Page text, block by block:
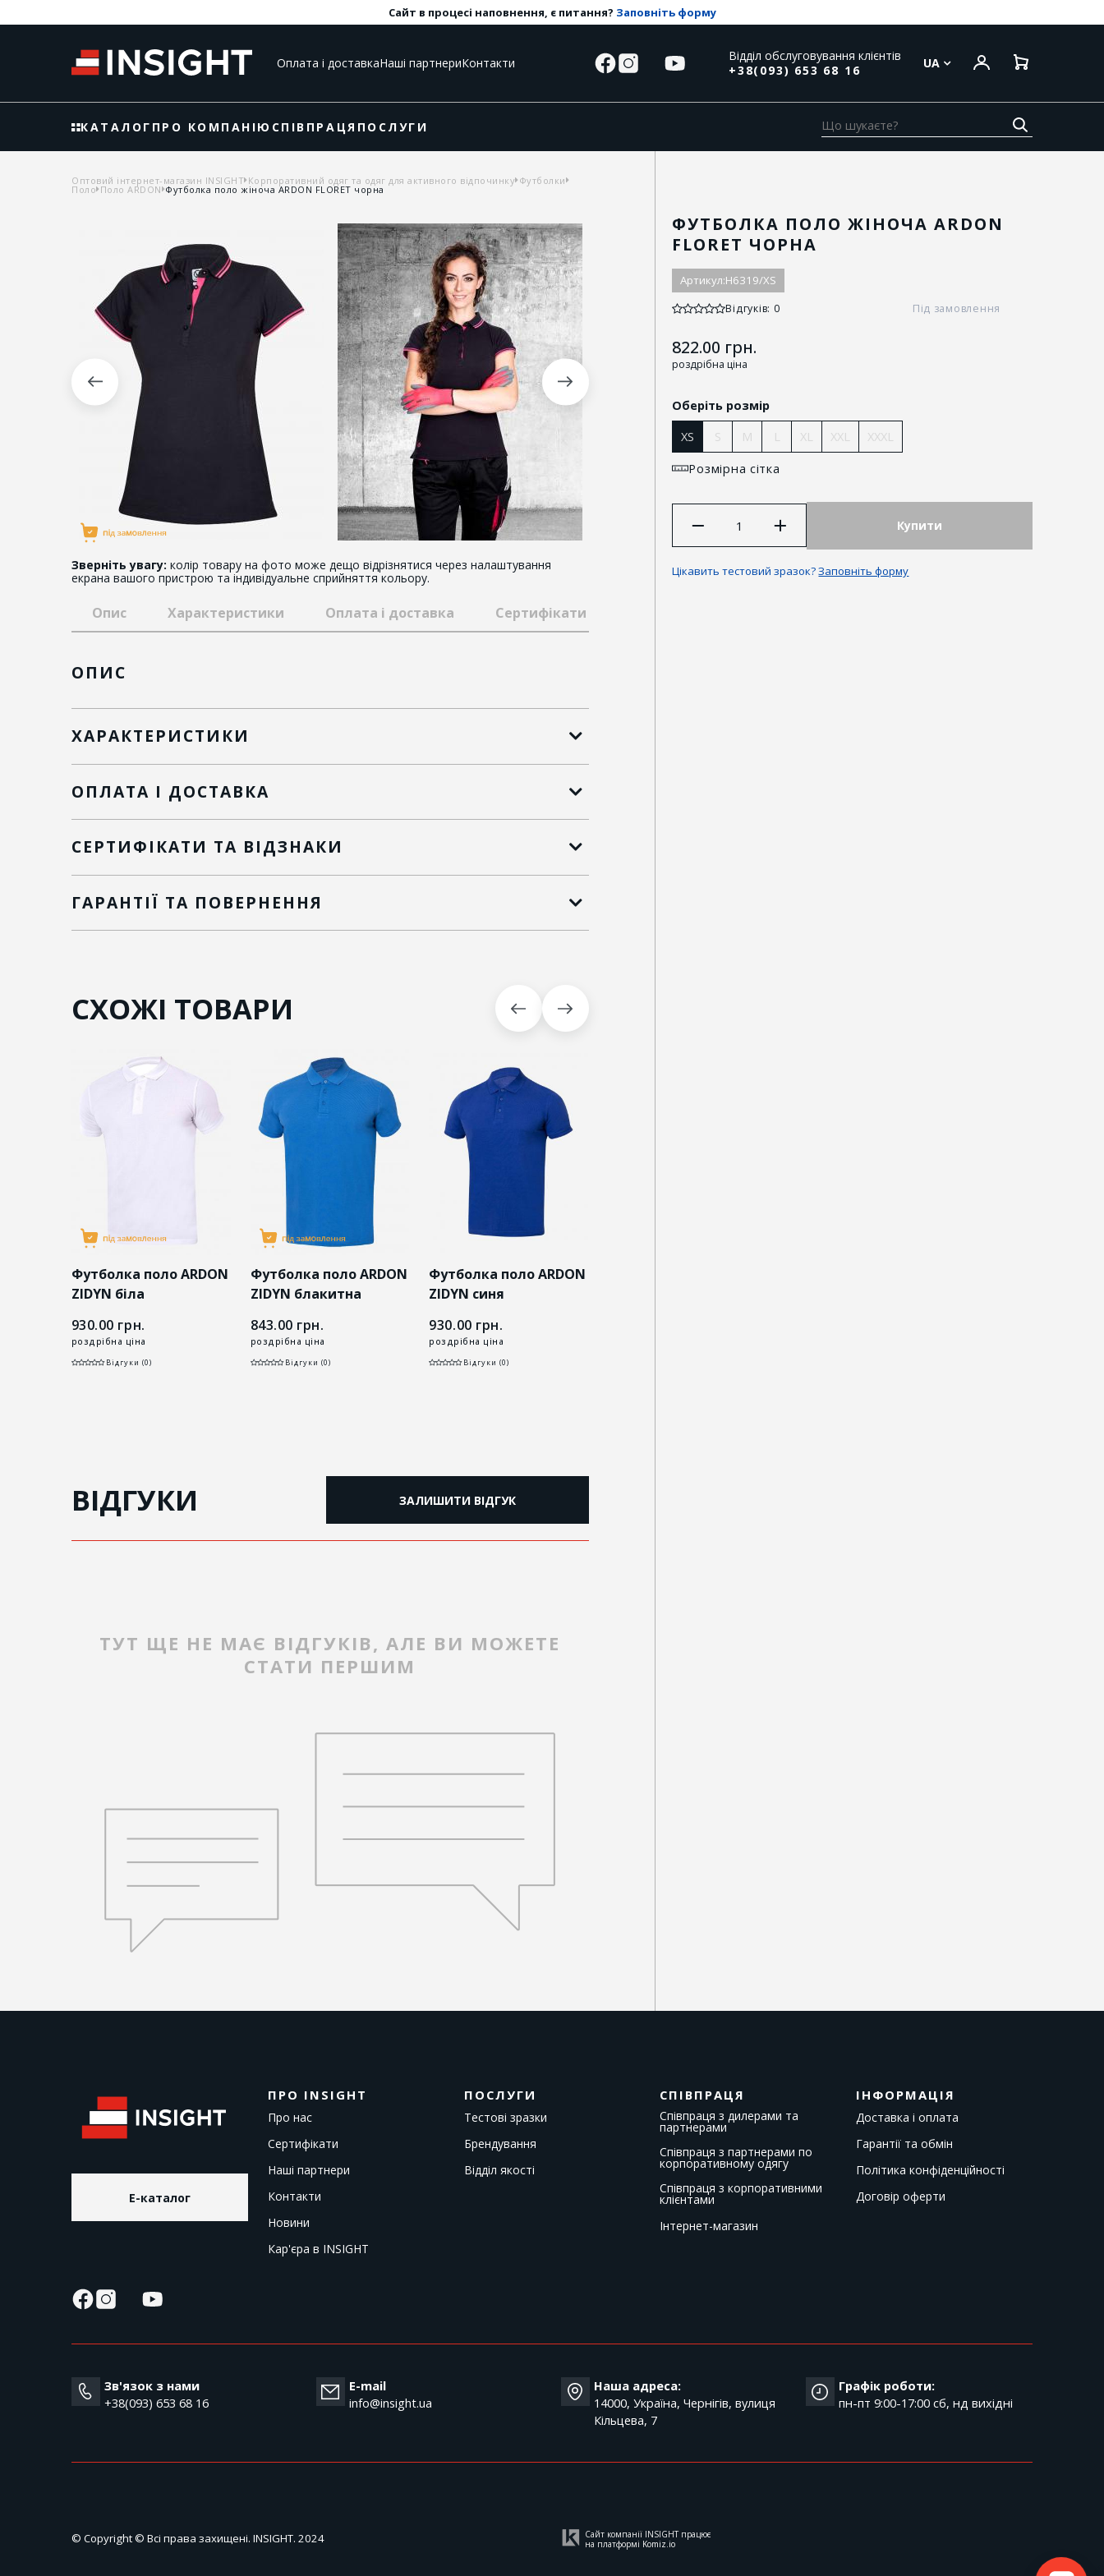
Сайт в процесі наповнення, є питання? Заповніть форму
Оплата і доставкаНаші партнериКонтакти
Відділ обслуговування клієнтів
+38(093) 653 68 16
UA
КАТАЛОГ ПРО КОМПАНІЮ СПІВПРАЦЯ ПОСЛУГИ
Оптовий інтернет-магазин INSIGHT Корпоративний одяг та одяг для активного відпочинку Футболки
Поло Поло ARDON Футболка поло жіноча ARDON FLORET чорна
Зверніть увагу: колір товару на фото може дещо відрізнятися через налаштування
екрана вашого пристрою та індивідуальне сприйняття кольору.
ФУТБОЛКА ПОЛО ЖІНОЧА ARDON
FLORET ЧОРНА
Артикул:H6319/XS
Відгуків: 0 Під замовлення
822.00 грн.
роздрібна ціна
Оберіть розмір
XS S M L XL XXL
XXXL
Розмірна сітка
Купити
Цікавить тестовий зразок?Заповніть форму
Опис Характеристики Оплата і доставка Сертифікати та відзнаки
ОПИС
ХАРАКТЕРИСТИКИ
ОПЛАТА І ДОСТАВКА
СЕРТИФІКАТИ ТА ВІДЗНАКИ
ГАРАНТІЇ ТА ПОВЕРНЕННЯ
СХОЖІ ТОВАРИ
Футболка поло ARDON
ZIDYN біла
930.00 грн.
роздрібна ціна
Відгуки (0)
Футболка поло ARDON
ZIDYN блакитна
843.00 грн.
роздрібна ціна
Відгуки (0)
Футболка поло ARDON
ZIDYN синя
930.00 грн.
роздрібна ціна
Відгуки (0)
ВІДГУКИ ЗАЛИШИТИ ВІДГУК
ТУТ ЩЕ НЕ МАЄ ВІДГУКІВ, АЛЕ ВИ МОЖЕТЕ
СТАТИ ПЕРШИМ
E-каталог
ПРО INSIGHT
Про нас
Сертифікати
Наші партнери
Контакти
Новини
Кар'єра в INSIGHT
ПОСЛУГИ
Тестові зразки
Брендування
Відділ якості
СПІВПРАЦЯ
Співпраця з дилерами та
партнерами
Співпраця з партнерами по
корпоративному одягу
Співпраця з корпоративними
клієнтами
Інтернет-магазин
ІНФОРМАЦІЯ
Доставка і оплата
Гарантії та обмін
Політика конфіденційності
Договір оферти
Зв'язок з нами
+38(093) 653 68 16
E-mail
info@insight.ua
Наша адреса:
14000, Україна, Чернігів, вулиця
Кільцева, 7
Графік роботи:
пн-пт 9:00-17:00 cб, нд вихідні
© Copyright © Всі права захищені. INSIGHT. 2024
Сайт компанії INSIGHT працює
на платформі Komiz.io